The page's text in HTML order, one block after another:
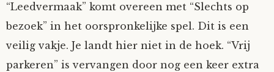
“Leedvermaak” komt overeen met “Slechts op
bezoek” in het oorspronkelijke spel. Dit is een
veilig vakje. Je landt hier niet in de hoek. “Vrij
parkeren” is vervangen door nog een keer extra